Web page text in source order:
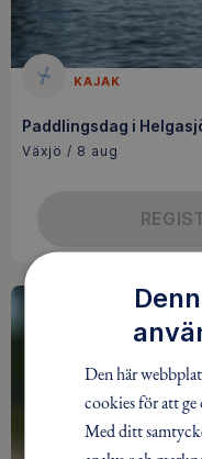
KAJAK
Paddlingsdag i
Växjö / 8 aug
Den här
cookies för att ge
Med ditt